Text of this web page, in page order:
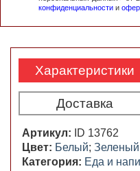
конфиденциальности и
Характеристики
Доставка
Артикул:
ID 13762
Цвет: Белый; Зеленый
Категория: Еда и